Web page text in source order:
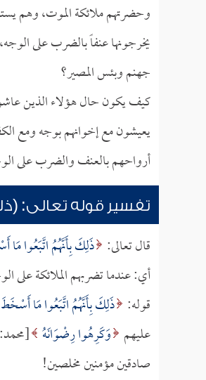
وحضرتهم ملائكة الموت، وهم
يخرجونها عنفاً بالضرب على
جهنم وبئس المصير؟
كيف يكون حال هؤلاء الذين
يعيشون مع إخوانهم بوجه ومع
أرواحهم بالعنف والضرب على
تفسير قوله تعالى:
قال تعالى: ذَلِكَ بِأَنَّهُمُ اتَّبَعُوا
أي: عندما تضربهم الملائكة على
قوله: ذَلِكَ بِأَنَّهُمُ اتَّبَعُوا مَا أَسْخَطَ
عليهم وَكَرِهُوا رِضْوَانَهُ
صادقين مؤمنين مخلصين!